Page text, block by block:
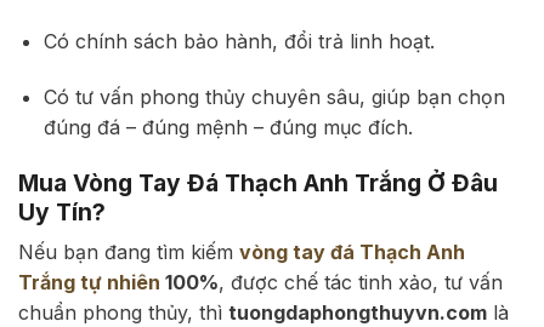
Có chính sách bảo hành, đổi trả linh hoạt.
Có tư vấn phong thủy chuyên sâu, giúp bạn chọn
đúng đá – đúng mệnh – đúng mục đích.
Mua Vòng Tay Đá Thạch Anh Trắng Ở Đâu
Uy Tín?
Nếu bạn đang tìm kiếm vòng tay đá Thạch Anh
Trắng tự nhiên 100%, được chế tác tinh xảo, tư vấn
chuẩn phong thủy, thì tuongdaphongthuyvn.com là